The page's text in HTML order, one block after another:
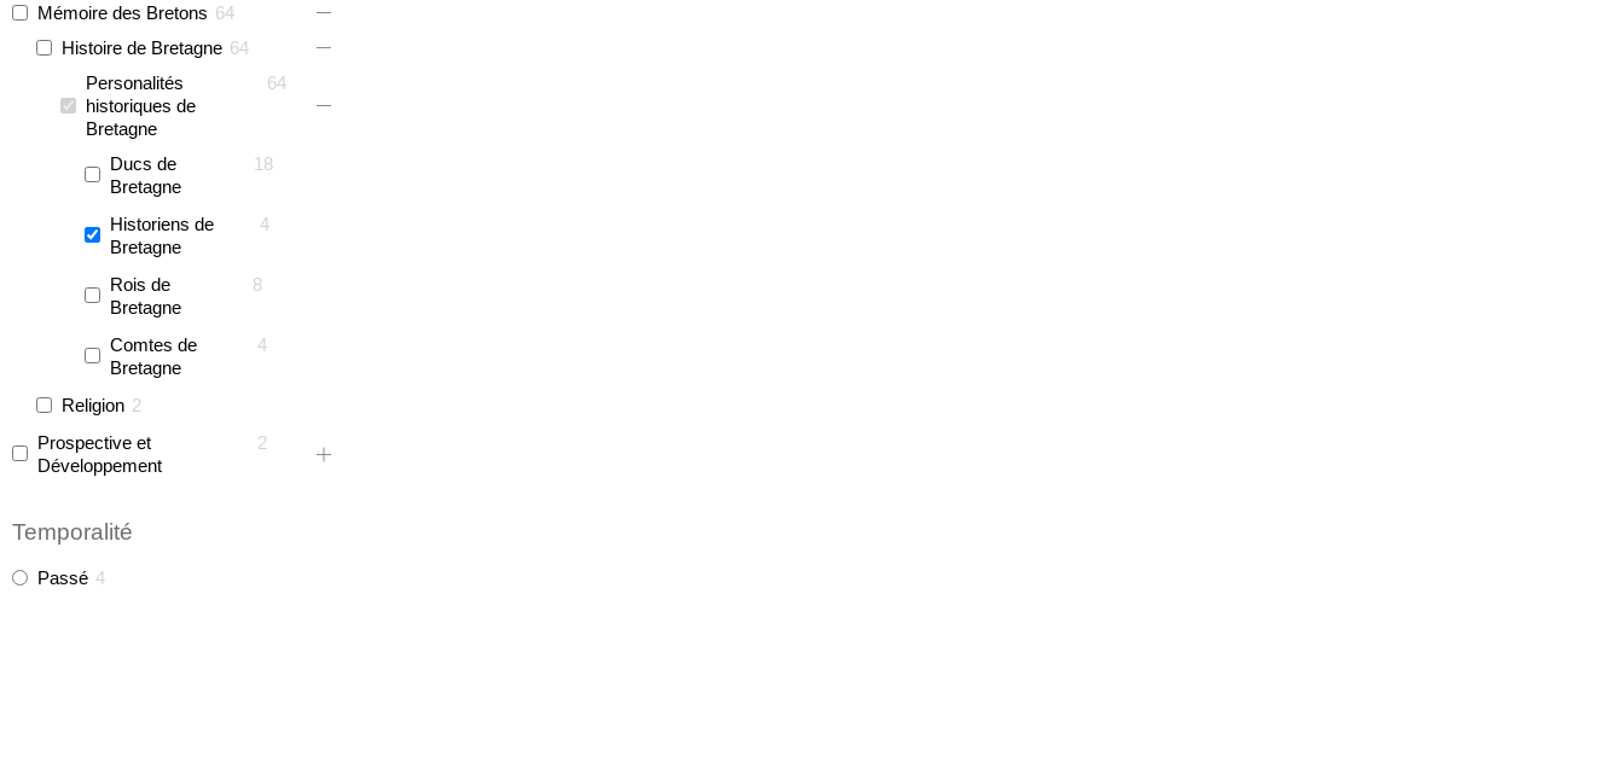
Mémoire des Bretons 64
Histoire de Bretagne 64
Personalités
historiques de
Bretagne
64
Ducs de
Bretagne
18
Historiens de
Bretagne
4
Rois de
Bretagne
8
Comtes de
Bretagne
4
Religion 2
Prospective et
Développement
2
Temporalité
Passé 4